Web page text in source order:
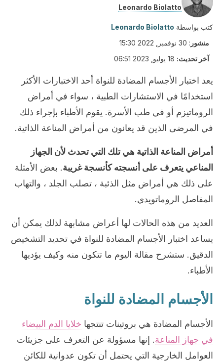
Leonardo Biolatto
كتب بواسطة Leonardo Biolatto
منشور : 30 نوفمبر, 2022 15:30
آخر تحديث: 18 يوليو, 2023 06:51
يعد اختبار الأجسام المضادة للنواة أحد الاختبارات الأكثر
استخدامًا في الاستشارات الطبية ، سواء في أمراض
الروماتيزم أو في طب الأسرة. يقوم الأطباء بإجراء ذلك
في المرضى الذين قد يعانون من أمراض المناعة الذاتية.
أمراض المناعة الذاتية هي تلك التي تحدث لأن الجهاز
المناعي يتعرف على أنسجته كأنسجة غريبة. بعض الأمثلة
على ذلك هي أمراض مثل الذئبة ، تصلب الجلد ، والتهاب
المفاصل الروماتويدي.
العديد من هذه الحالات لها أعراض مشابهة لذلك يمكن أن
يساعد اختبار الأجسام المضادة للنواة في تحديد التشخيص
الدقيق. ستشرح مقالة اليوم ما تتكون منه وكيف يؤديها
الأطباء.
الأجسام المضادة للنواة
الأجسام المضادة هي بروتينات تنتجها خلايا الدم البيضاء
في جهاز المناعة. إنها مسؤولة عن التعرف على جزيئات
العوامل الخارجية التي يحتمل أن تكون عدوانية للكائن